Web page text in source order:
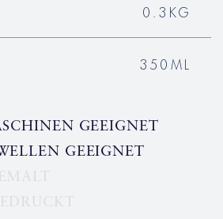
0.3KG
350ML
GEEIGNET
GEEIGNET